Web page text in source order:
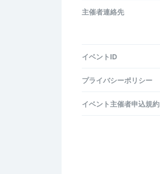
主催者連絡先
イベントID
プライバシーポリシー
イベント主催者申込規約